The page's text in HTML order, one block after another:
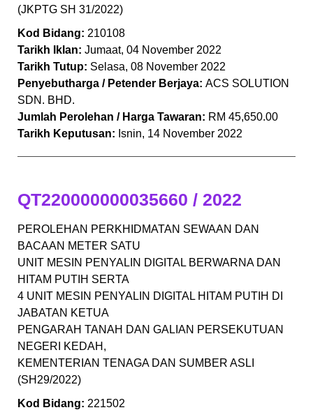
(JKPTG SH 31/2022)
Kod Bidang: 210108
Tarikh Iklan: Jumaat, 04 November 2022
Tarikh Tutup: Selasa, 08 November 2022
Penyebutharga / Petender Berjaya: ACS SOLUTION
SDN. BHD.
Jumlah Perolehan / Harga Tawaran: RM 45,650.00
Tarikh Keputusan: Isnin, 14 November 2022
QT220000000035660 / 2022
PEROLEHAN PERKHIDMATAN SEWAAN DAN
BACAAN METER SATU
UNIT MESIN PENYALIN DIGITAL BERWARNA DAN
HITAM PUTIH SERTA
4 UNIT MESIN PENYALIN DIGITAL HITAM PUTIH DI
JABATAN KETUA
PENGARAH TANAH DAN GALIAN PERSEKUTUAN
NEGERI KEDAH,
KEMENTERIAN TENAGA DAN SUMBER ASLI
(SH29/2022)
Kod Bidang: 221502